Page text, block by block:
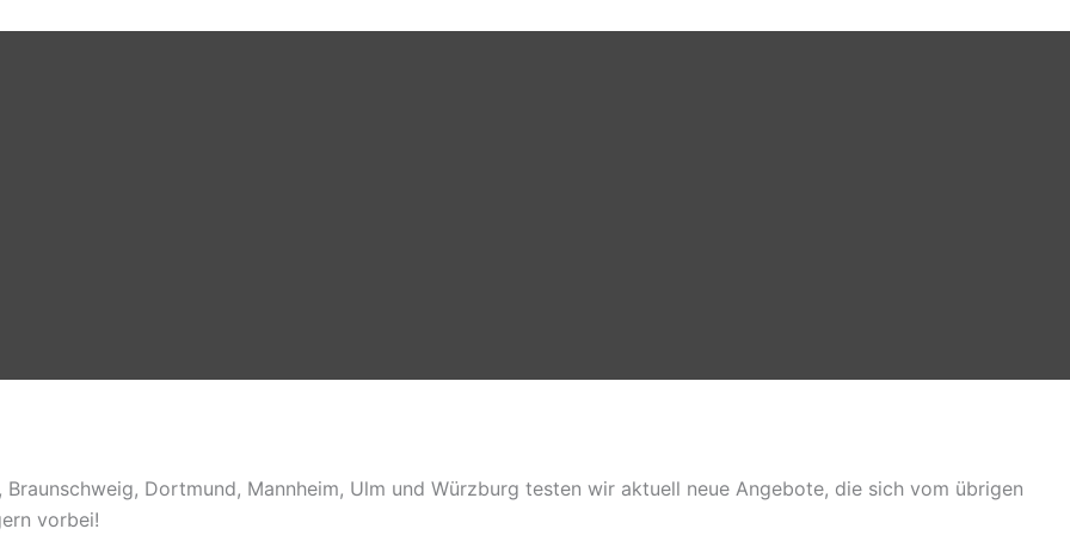
Dortmund, Mannheim, Ulm und Würzburg testen wir aktuell neue Angebote, die sich vom übrigen
vorbei!